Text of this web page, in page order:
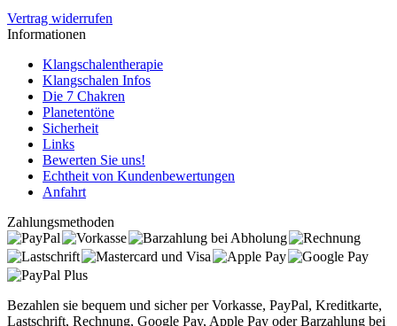
Vertrag widerrufen
Informationen
Klangschalentherapie
Klangschalen Infos
Die 7 Chakren
Planetentöne
Sicherheit
Links
Bewerten Sie uns!
Echtheit von Kundenbewertungen
Anfahrt
Zahlungsmethoden
Bezahlen sie bequem und sicher per Vorkasse, PayPal, Kreditkarte,
Lastschrift, Rechnung, Google Pay, Apple Pay oder Barzahlung bei